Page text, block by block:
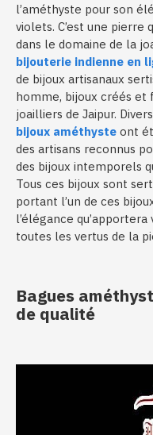
l’améthyste pour son
violets. C’est une
dans le domaine de la
bijouterie indienne en
de bijoux artisanaux
homme, bijoux créés et
joailliers de Jaipur.
bijoux améthyste ont
des artisans reconnus
des bijoux intemporels
Tous ces bijoux sont
portant l’un de ces
l’élégance
toutes les vertus de la
Bagues
de qualité